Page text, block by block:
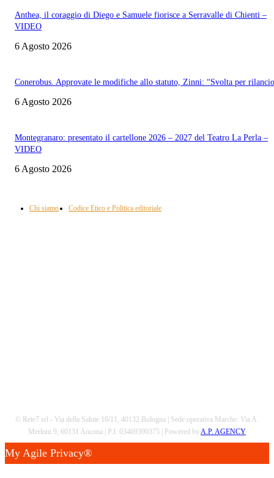
Anthea, il coraggio di Diego e Samuele fiorisce a Serravalle di Chienti –
VIDEO
6 Agosto 2026
Conerobus. Approvate le modifiche allo statuto, Zinni: “Svolta per
6 Agosto 2026
Montegranaro: presentato il cartellone 2026 – 2027 del Teatro La Perla –
VIDEO
6 Agosto 2026
Chi siamo Codice Etico e Politica editoriale
© Rete7 srl - Via della Salute 16/11, 40132 Bologna | Sede operativa Marche: Via A.
Merloni 9, 60131 Ancona | P.I. 03469390375 | Powered by A.P. AGENCY
My Agile Privacy®